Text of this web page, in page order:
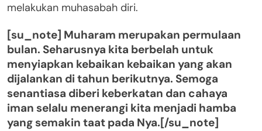
melakukan muhasabah diri.
[su_note] Muharam merupakan permulaan
bulan. Seharusnya kita berbelah untuk
menyiapkan kebaikan kebaikan yang akan
dijalankan di tahun berikutnya. Semoga
senantiasa diberi keberkatan dan cahaya
iman selalu menerangi kita menjadi hamba
yang semakin taat pada Nya.[/su_note]